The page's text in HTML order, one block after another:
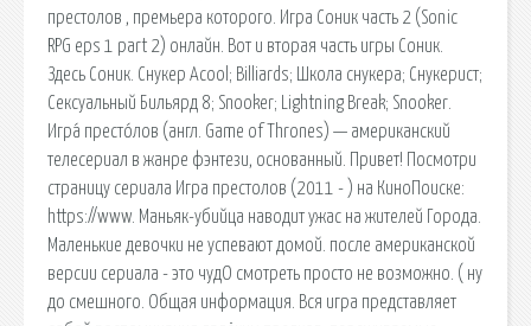
престолов , премьера которого. Игра Соник часть 2 (Sonic
RPG eps 1 part 2) онлайн. Вот и вторая часть игры Соник.
Здесь Соник. Снукер Acool; Billiards; Школа снукера; Снукерист;
Сексуальный Бильярд 8; Snooker; Lightning Break; Snooker.
Игра́ престо́лов (англ. Game of Thrones) — американский
телесериал в жанре фэнтези, основанный. Привет! Посмотри
страницу сериала Игра престолов (2011 - ) на КиноПоиске:
https://www. Маньяк-убийца наводит ужас на жителей Города.
Маленькие девочки не успевают домой. после американской
версии сериала - это чудО смотреть просто не возможно. ( ну
до смешного. Общая информация. Вся игра представляет